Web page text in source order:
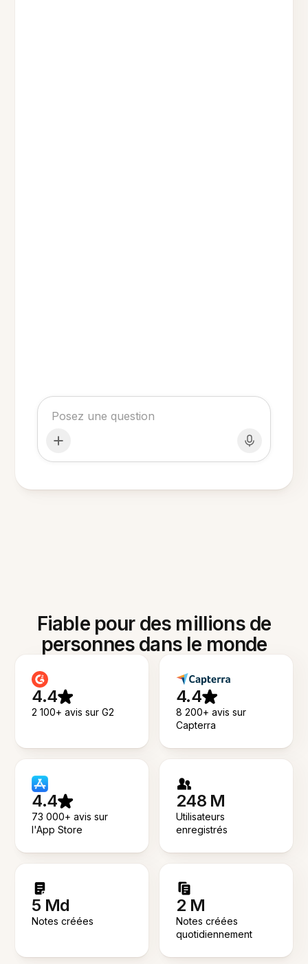
Fiable pour des millions de
personnes dans le monde
4.4
2 100+ avis sur G2
4.4
8 200+ avis sur
Capterra
4.4
73 000+ avis sur
l'App Store
248 M
Utilisateurs
enregistrés
5 Md
Notes créées
2 M
Notes créées
quotidiennement